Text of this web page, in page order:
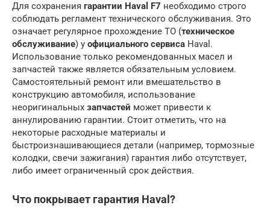
Для сохранения гарантии Haval F7 необходимо строго
соблюдать регламент технического обслуживания. Это
означает регулярное прохождение ТО (техническое
обслуживание) у официального сервиса Haval.
Использование только рекомендованных масел и
запчастей также является обязательным условием.
Самостоятельный ремонт или вмешательство в
конструкцию автомобиля, использование
неоригинальных запчастей может привести к
аннулированию гарантии. Стоит отметить, что на
некоторые расходные материалы и
быстроизнашивающиеся детали (например, тормозные
колодки, свечи зажигания) гарантия либо отсутствует,
либо имеет ограниченный срок действия.
Что покрывает гарантия Haval?